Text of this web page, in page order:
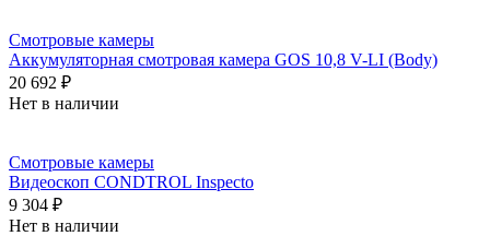
Смотровые камеры
Аккумуляторная смотровая камера GOS 10,8 V-LI (Body)
20 692 ₽
Нет в наличии
Смотровые камеры
Видеоскоп CONDTROL Inspecto
9 304 ₽
Нет в наличии